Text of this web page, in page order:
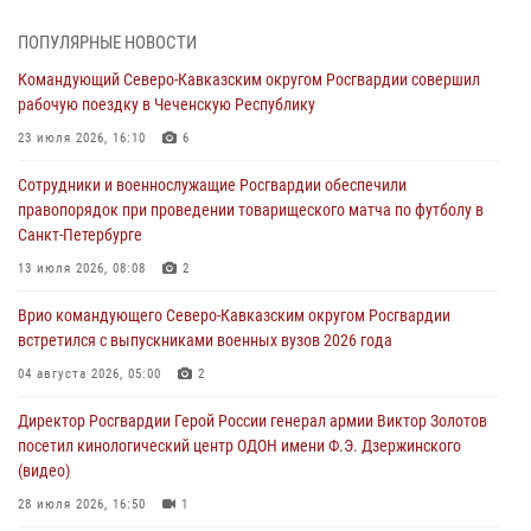
Кузбассе
08 августа 2026, 07:00
настольному теннису ко Дню физкультурника
08 августа 2026, 07:00
ОМОН «Ойрат» Управления Росгвардии по Республике Калмыкия
08 августа 2026, 07:00
В Москве росгвардейцы оказали помощь медикам и девушке с
08 августа 2026, 06:32 1
ПОПУЛЯРНЫЕ НОВОСТИ
Командующий Северо-Кавказским округом Росгвардии совершил
рабочую поездку в Чеченскую Республику
23 июля 2026, 16:10 6
Сотрудники и военнослужащие Росгвардии обеспечили
правопорядок при проведении товарищеского матча по футболу в
Санкт-Петербурге
13 июля 2026, 08:08 2
Врио командующего Северо-Кавказским округом Росгвардии
встретился с выпускниками военных вузов 2026 года
04 августа 2026, 05:00 2
Директор Росгвардии Герой России генерал армии Виктор Золотов
посетил кинологический центр ОДОН имени Ф.Э. Дзержинского
(видео)
28 июля 2026, 16:50 1